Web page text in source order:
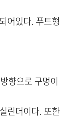
어있다. 푸트형
향으로 구멍이
린더이다. 또한